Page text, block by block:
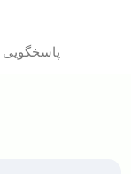
پاسخگویی 10 الی 15